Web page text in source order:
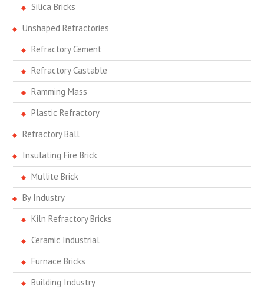
Silica Bricks
Unshaped Refractories
Refractory Cement
Refractory Castable
Ramming Mass
Plastic Refractory
Refractory Ball
Insulating Fire Brick
Mullite Brick
By Industry
Kiln Refractory Bricks
Ceramic Industrial
Furnace Bricks
Building Industry